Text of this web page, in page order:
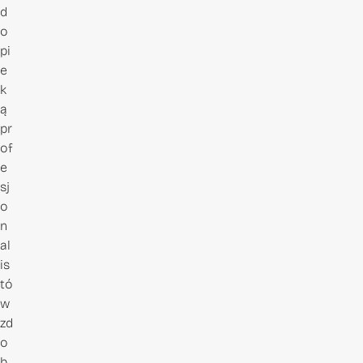
d
o
pi
e
k
ą
pr
of
e
sj
o
n
al
is
tó
w
zd
o